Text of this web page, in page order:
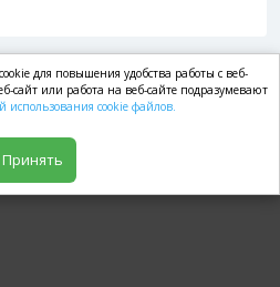
для повышения удобства работы с веб-
сайт или работа на веб-сайте подразумевают
использования cookie файлов.
Принять